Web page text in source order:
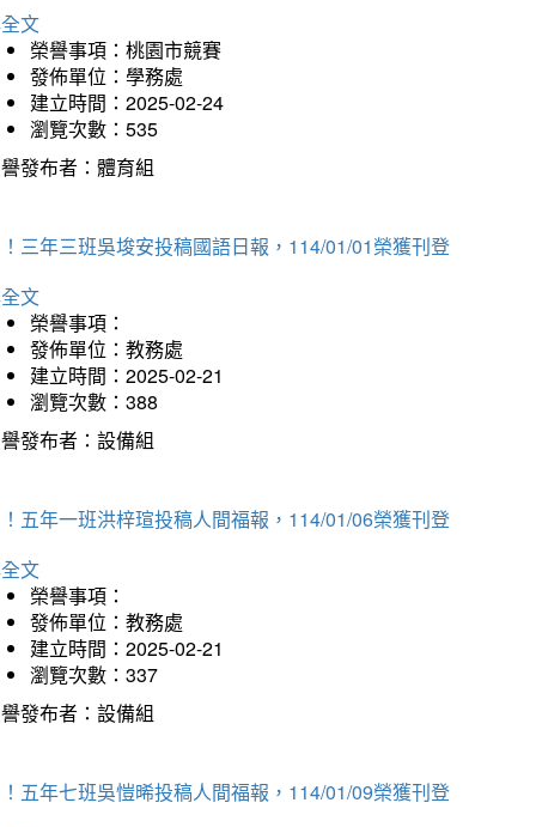
文
榮譽事項：桃園市競賽
發佈單位：學務處
建立時間：2025-02-24
瀏覽次數：535
發布者：體育組
三年三班吳埈安投稿國語日報，114/01/01榮獲刊登
文
榮譽事項：
發佈單位：教務處
建立時間：2025-02-21
瀏覽次數：388
發布者：設備組
五年一班洪梓瑄投稿人間福報，114/01/06榮獲刊登
文
榮譽事項：
發佈單位：教務處
建立時間：2025-02-21
瀏覽次數：337
發布者：設備組
五年七班吳愷晞投稿人間福報，114/01/09榮獲刊登